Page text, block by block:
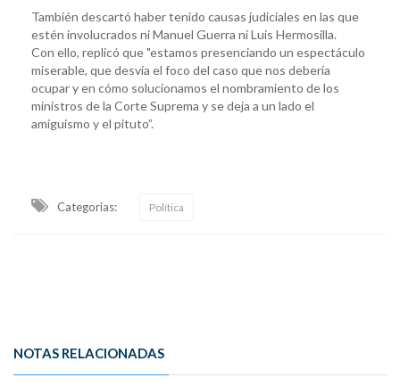
También descartó haber tenido causas judiciales en las que
estén involucrados ni Manuel Guerra ni Luis Hermosilla.
Con ello, replicó que "estamos presenciando un espectáculo
miserable, que desvía el foco del caso que nos debería
ocupar y en cómo solucionamos el nombramiento de los
ministros de la Corte Suprema y se deja a un lado el
amiguismo y el pituto”.
Categorias: Política
NOTAS RELACIONADAS